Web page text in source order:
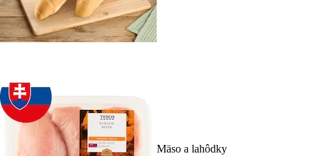
Mäso a lahôdky